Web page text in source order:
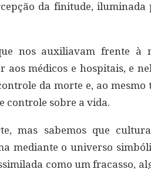
da finitude, iluminada
nos auxiliavam frente à
aos médicos e hospitais, e
da morte e, ao mesmo
controle sobre a vida.
mas sabemos que
mediante o universo
como um fracasso,